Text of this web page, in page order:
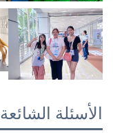
الأسئلة الشائعة